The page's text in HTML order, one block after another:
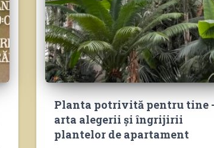
Planta potrivită pentru tine
arta alegerii și îngrijirii
plantelor de apartament